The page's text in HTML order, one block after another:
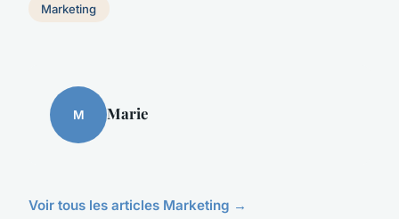
Marketing
M Marie
Voir tous les articles Marketing →